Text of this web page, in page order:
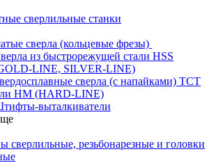
сверлильные станки
сверла (кольцевые фрезы)
из быстрорежущей стали HSS
LINE, SILVER-LINE)
сверла (с напайками) ТСТ
HM (HARD-LINE)
выталкиватели
сверлильные, резьбонарезные и головки